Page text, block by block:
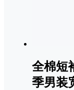
全棉短
季男装